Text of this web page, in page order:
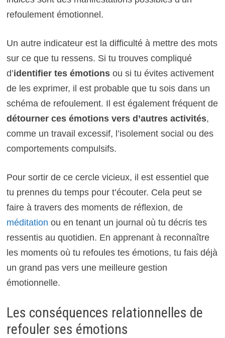
refoulement émotionnel.
Un autre indicateur est la difficulté à mettre des mots
sur ce que tu ressens. Si tu trouves compliqué
d’identifier tes émotionsou si tu évites activement
de les exprimer, il est probable que tu sois dans un
schéma de refoulement. Il est également fréquent de
détourner ces émotions vers d’autres activités,
comme un travail excessif, l’isolement social ou des
comportements compulsifs.
Pour sortir de ce cercle vicieux, il est essentiel que
tu prennes du temps pour t’écouter. Cela peut se
faire à travers des moments de réflexion, de
méditation ou en tenant un journal où tu décris tes
ressentis au quotidien. En apprenant à reconnaître
les moments où tu refoules tes émotions, tu fais déjà
un grand pas vers une meilleure gestion
émotionnelle.
Les conséquences relationnelles de
refouler ses émotions